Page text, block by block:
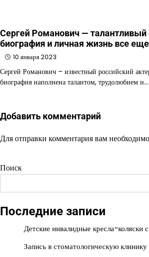
Сергей Романович — талантливый
биография и личная жизнь все
10 января 2023
Сергей Романович – известный российский
биография наполнена талантом, трудолюбием и…
Добавить комментарий
Для отправки комментария вам необходимо
Поиск
Последние записи
Детские инвалидные кресла-
Запись в стоматологическую клинику